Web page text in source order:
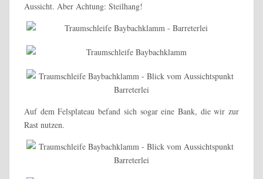
Aussicht. Aber Achtung: Steilhang!
Auf dem Felsplateau befand sich sogar eine Bank, die wir zur
Rast nutzen.